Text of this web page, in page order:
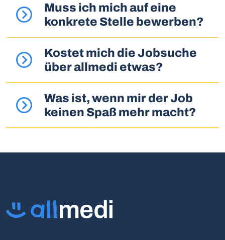
Muss ich mich auf eine
konkrete Stelle bewerben?
Kostet mich die Jobsuche
über allmedi etwas?
Was ist, wenn mir der Job
keinen Spaß mehr macht?